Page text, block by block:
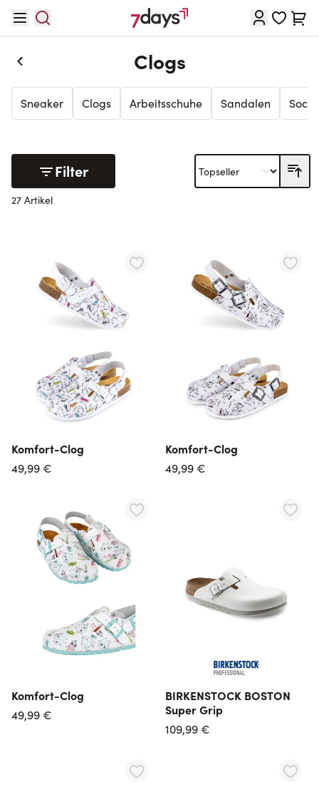
Clogs
Sneaker Clogs Arbeitsschuhe Sandalen
Filter
27 Artikel
Komfort-Clog
49,99 €
Komfort-Clog
49,99 €
Komfort-Clog
49,99 €
BIRKENSTOCK BOSTON
Super Grip
109,99 €